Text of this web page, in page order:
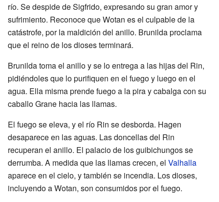
río. Se despide de Sigfrido, expresando su gran amor y
sufrimiento. Reconoce que Wotan es el culpable de la
catástrofe, por la maldición del anillo. Brunilda proclama
que el reino de los dioses terminará.
Brunilda toma el anillo y se lo entrega a las hijas del Rin,
pidiéndoles que lo purifiquen en el fuego y luego en el
agua. Ella misma prende fuego a la pira y cabalga con su
caballo Grane hacia las llamas.
El fuego se eleva, y el río Rin se desborda. Hagen
desaparece en las aguas. Las doncellas del Rin
recuperan el anillo. El palacio de los guibichungos se
derrumba. A medida que las llamas crecen, el Valhalla
aparece en el cielo, y también se incendia. Los dioses,
incluyendo a Wotan, son consumidos por el fuego.